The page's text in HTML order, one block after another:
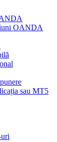
OANDA
sau MT5